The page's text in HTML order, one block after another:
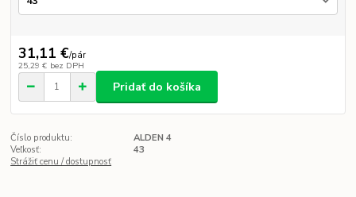
31,11 €/pár
25,29 € bez DPH
Pridať do košíka
Číslo produktu:
ALDEN 4
Veľkosť:
43
Strážiť cenu / dostupnosť